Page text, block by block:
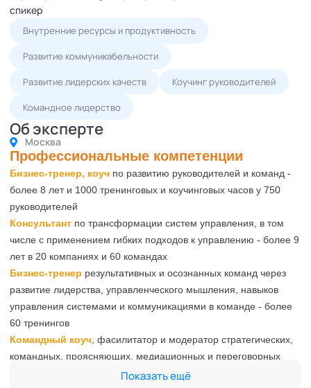
спикер
Внутренние ресурсы и продуктивность
Развитие коммуникабельности
Развитие лидерских качеств Коучинг руководителей
Командное лидерство
Об эксперте
Москва
Профессиональные компетенции
Бизнес-тренер, коуч по развитию руководителей и команд -
более 8 лет и 1000 тренинговых и коучинговых часов у 750
руководителей
Консультант по трансформации систем управления, в том
числе с применением гибких подходов к управлению - более 9
лет в 20 компаниях и 60 командах
Бизнес-тренер результативных и осознанных команд через
развитие лидерства, управленческого мышления, навыков
управления системами и коммуникациями в команде - более
60 тренингов
Командный коуч, фасилитатор и модератор стратегических,
командных, проясняющих, медиационных и переговорных
сессий - более 100 командных сессий
Показать ещё